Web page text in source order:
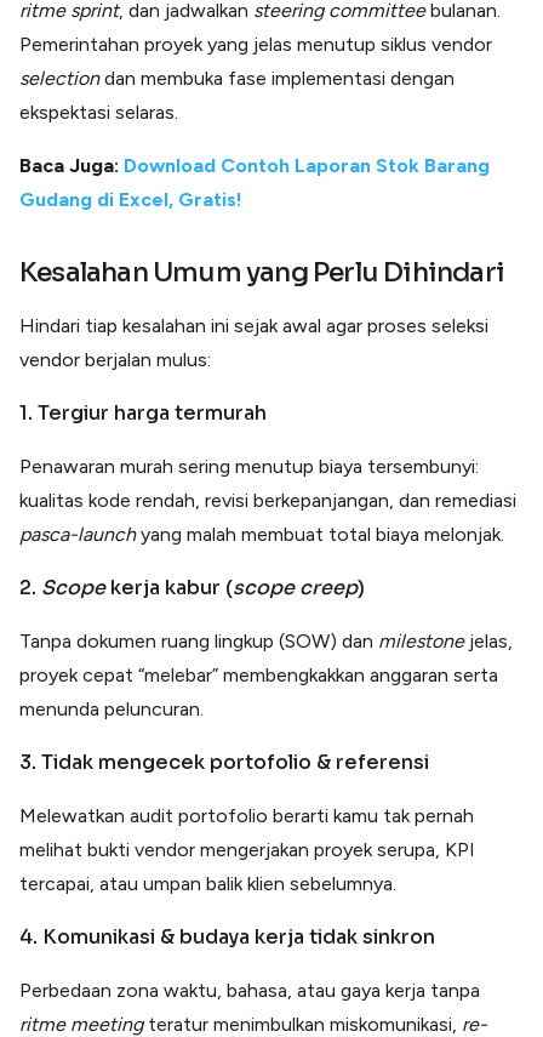
ritme sprint, dan jadwalkan steering committeebulanan.
Pemerintahan proyek yang jelas menutup siklus vendor
selectiondan membuka fase implementasi dengan
ekspektasi selaras.
Baca Juga: Download Contoh Laporan Stok Barang
Gudang di Excel, Gratis!
Kesalahan Umum yang Perlu Dihindari
Hindari tiap kesalahan ini sejak awal agar proses seleksi
vendor berjalan mulus:
1. Tergiur harga termurah
Penawaran murah sering menutup biaya tersembunyi:
kualitas kode rendah, revisi berkepanjangan, dan remediasi
pasca-launchyang malah membuat total biaya melonjak.
2. Scopekerja kabur (scope creep)
Tanpa dokumen ruang lingkup (SOW) dan milestonejelas,
proyek cepat “melebar” membengkakkan anggaran serta
menunda peluncuran.
3. Tidak mengecek portofolio & referensi
Melewatkan audit portofolio berarti kamu tak pernah
melihat bukti vendor mengerjakan proyek serupa, KPI
tercapai, atau umpan balik klien sebelumnya.
4. Komunikasi & budaya kerja tidak sinkron
Perbedaan zona waktu, bahasa, atau gaya kerja tanpa
ritme meetingteratur menimbulkan miskomunikasi, re-